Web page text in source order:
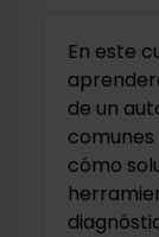
En este
de un
cómo